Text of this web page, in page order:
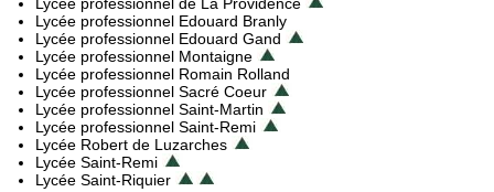
Lycée professionnel Edouard Branly
Lycée professionnel Edouard Gand
Lycée professionnel Montaigne
Lycée professionnel Romain Rolland
Lycée professionnel Sacré Coeur
Lycée professionnel Saint-Martin
Lycée professionnel Saint-Remi
Lycée Robert de Luzarches
Lycée Saint-Remi
Lycée Saint-Riquier